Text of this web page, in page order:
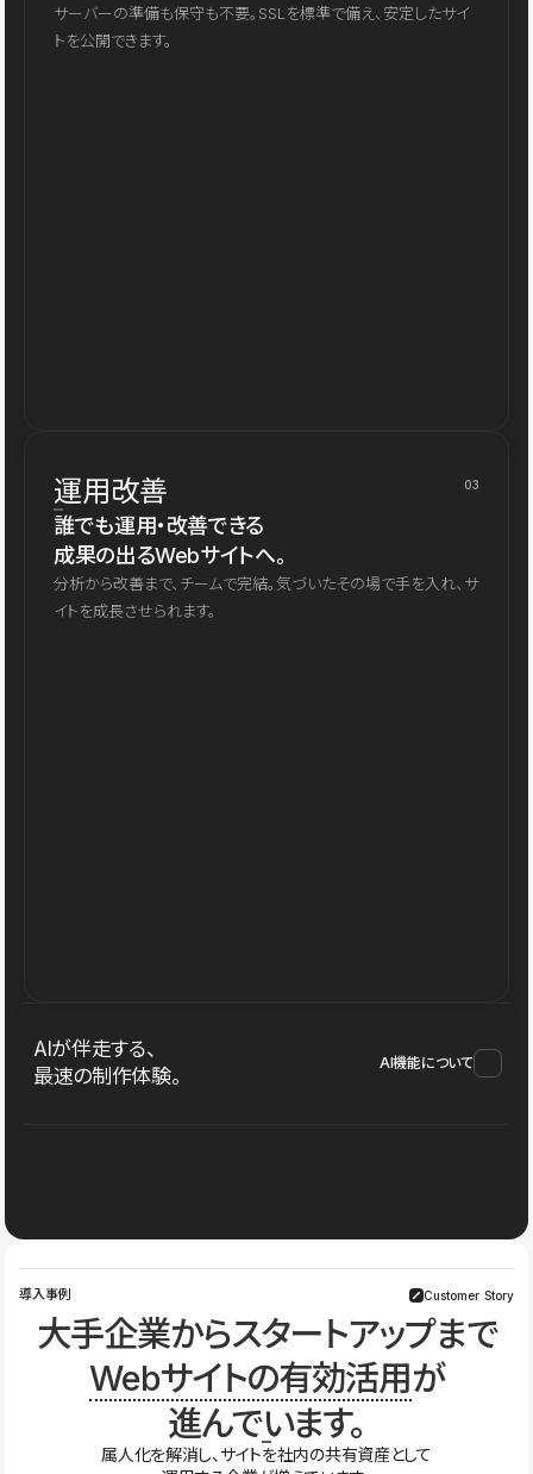
サーバーの準備も保守も不要。SSLを標準で備え、安定したサイ
トを公開できます。
運用改善 03
誰でも運用・改善できる
成果の出るWebサイトへ。
分析から改善まで、チームで完結。気づいたその場で手を入れ、サ
イトを成長させられます。
AIが伴走する、
最速の制作体験。
AI機能について
導入事例 Customer Story
大手企業からスタートアップまで
Webサイトの有効活用が
進んでいます。
属人化を解消し、サイトを社内の共有資産として